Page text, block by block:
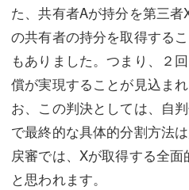
た、共有者Aが持分を第三
の共有者の持分を取得する
もありました。つまり、２
償が実現することが見込ま
お、この判決としては、自
で最終的な具体的分割方法
戻審では、Xが取得する全
と思われます。